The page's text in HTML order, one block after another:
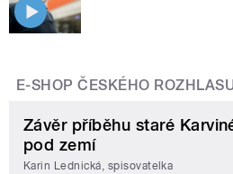
E-SHOP ČESKÉHO
Závěr příběhu staré
pod zemí
Karin Lednická, spisovatelka